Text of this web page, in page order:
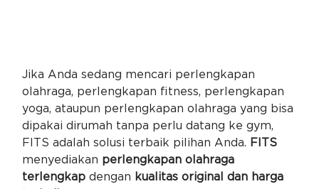
Jika Anda sedang mencari perlengkapan
olahraga, perlengkapan fitness, perlengkapan
yoga, ataupun perlengkapan olahraga yang bisa
dipakai dirumah tanpa perlu datang ke gym,
FITS adalah solusi terbaik pilihan Anda. FITS
menyediakan perlengkapan olahraga
terlengkapdengan kualitas original dan harga